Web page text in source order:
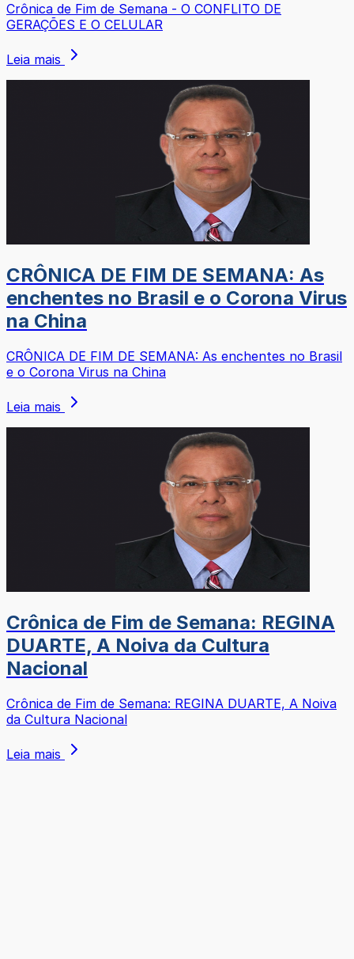
Crônica de Fim de Semana - O CONFLITO DE
GERAÇÕES E O CELULAR
Leia mais
CRÔNICA DE FIM DE SEMANA: As
enchentes no Brasil e o Corona Virus
na China
CRÔNICA DE FIM DE SEMANA: As enchentes no Brasil
e o Corona Virus na China
Leia mais
Crônica de Fim de Semana: REGINA
DUARTE, A Noiva da Cultura
Nacional
Crônica de Fim de Semana: REGINA DUARTE, A Noiva
da Cultura Nacional
Leia mais